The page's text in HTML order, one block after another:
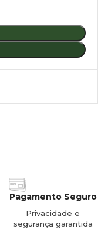
Pagamento Seguro
Privacidade e
segurança garantida